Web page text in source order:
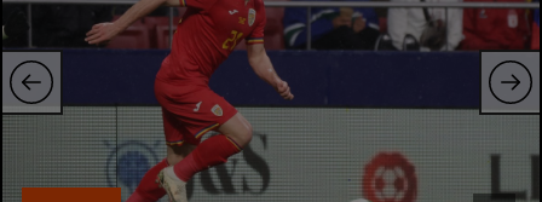
Echipa Națională
U21
Fotbal feminin
Special